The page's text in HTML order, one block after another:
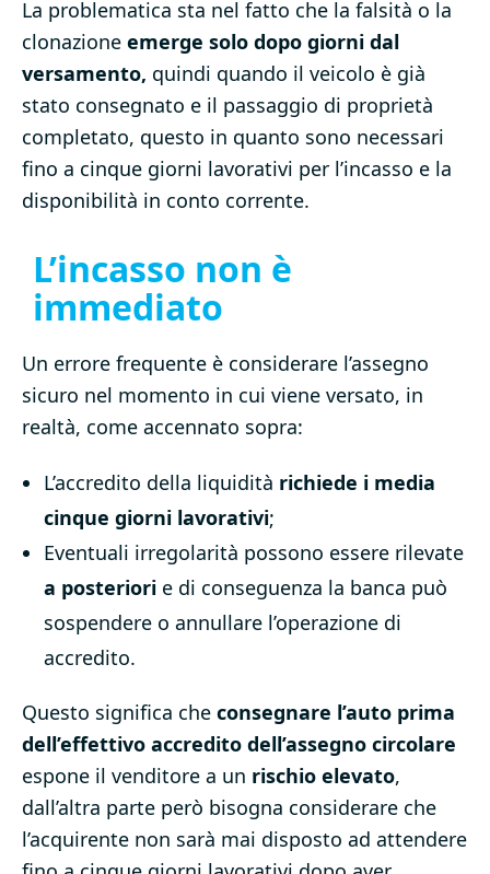
La problematica sta nel fatto che la falsità o la
clonazione emerge solo dopo giorni dal
versamento, quindi quando il veicolo è già
stato consegnato e il passaggio di proprietà
completato, questo in quanto sono necessari
fino a cinque giorni lavorativi per l’incasso e la
disponibilità in conto corrente.
L’incasso non è
immediato
Un errore frequente è considerare l’assegno
sicuro nel momento in cui viene versato, in
realtà, come accennato sopra:
L’accredito della liquidità richiede i media
cinque giorni lavorativi;
Eventuali irregolarità possono essere rilevate
a posteriori e di conseguenza la banca può
sospendere o annullare l’operazione di
accredito.
Questo significa che consegnare l’auto prima
dell’effettivo accredito dell’assegno circolare
espone il venditore a un rischio elevato,
dall’altra parte però bisogna considerare che
l’acquirente non sarà mai disposto ad attendere